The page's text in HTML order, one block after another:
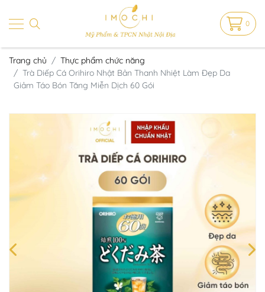
0
Trang chủ
Thực phẩm chức năng
Trà Diếp Cá Orihiro Nhật Bản Thanh Nhiệt Làm Đẹp Da
Giảm Táo Bón Tăng Miễn Dịch 60 Gói